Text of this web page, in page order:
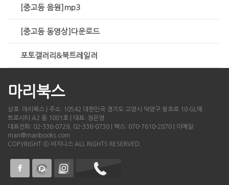
[중고등 음원]mp3
[중고등 동영상]다운로드
포토갤러리&북트레일러
마리북스
상호: 마리북스 | 주소: 10542 대한민국 경기도 고양시 덕양구 청초로 10 GL메
트로시티 A2 동 1001호 | 대표: 정은영
대표전화: 02-336-0729, 02-336-0730 | 팩스: 070-7610-2870 | 이메일:
mari@maribooks.com
COPYRIGHT ⓒ 비지니스 ALL RIGHTS RESERVED.